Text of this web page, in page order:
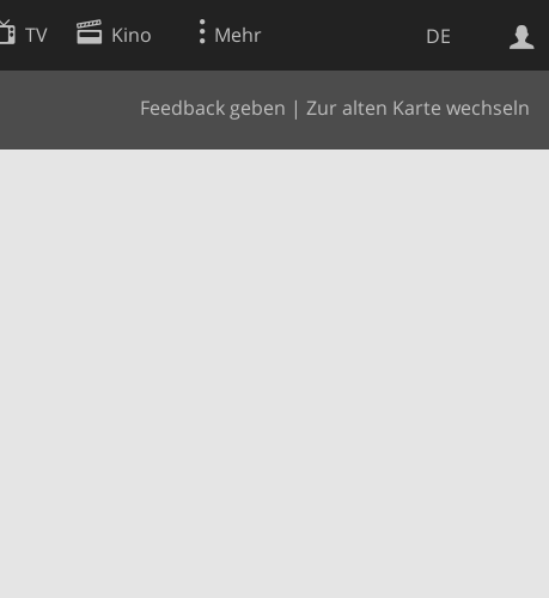
DE
TV Kino Mehr
Feedback geben | Zur alten Karte wechseln
Websuche